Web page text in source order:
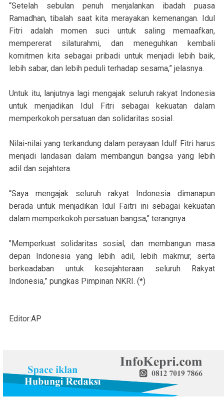
“Setelah sebulan penuh menjalankan ibadah puasa
Ramadhan, tibalah saat kita merayakan kemenangan. Idul
Fitri adalah momen suci untuk saling memaafkan,
mempererat silaturahmi, dan meneguhkan kembali
komitmen kita sebagai pribadi untuk menjadi lebih baik,
lebih sabar, dan lebih peduli terhadap sesama,” jelasnya.
Untuk itu, lanjutnya lagi mengajak seluruh rakyat Indonesia
untuk menjadikan Idul Fitri sebagai kekuatan dalam
memperkokoh persatuan dan solidaritas sosial.
Nilai-nilai yang terkandung dalam perayaan Idulf Fitri harus
menjadi landasan dalam membangun bangsa yang lebih
adil dan sejahtera.
“Saya mengajak seluruh rakyat Indonesia dimanapun
berada untuk menjadikan Idul Faitri ini sebagai kekuatan
dalam memperkokoh persatuan bangsa," terangnya.
"Memperkuat solidaritas sosial, dan membangun masa
depan Indonesia yang lebih adil, lebih makmur, serta
berkeadaban untuk kesejahteraan seluruh Rakyat
Indonesia,” pungkas Pimpinan NKRI. (*)
Editor:AP